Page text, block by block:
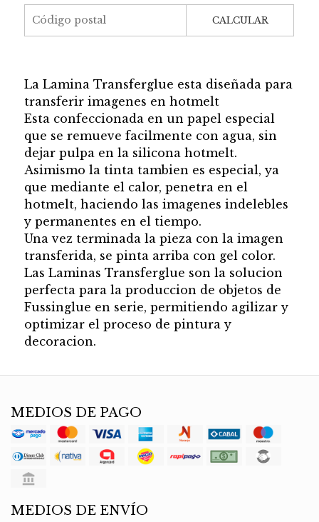
CALCULAR
La Lamina Transferglue esta diseñada para
transferir imagenes en hotmelt
Esta confeccionada en un papel especial
que se remueve facilmente con agua, sin
dejar pulpa en la silicona hotmelt.
Asimismo la tinta tambien es especial, ya
que mediante el calor, penetra en el
hotmelt, haciendo las imagenes indelebles
y permanentes en el tiempo.
Una vez terminada la pieza con la imagen
transferida, se pinta arriba con gel color.
Las Laminas Transferglue son la solucion
perfecta para la produccion de objetos de
Fussinglue en serie, permitiendo agilizar y
optimizar el proceso de pintura y
decoracion.
MEDIOS DE PAGO
MEDIOS DE ENVÍO